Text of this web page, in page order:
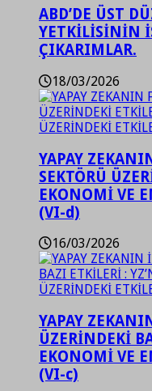
ABD’DE ÜST
YETKİLİSİNİN
ÇIKARIMLAR.
18/03/2026
YAPAY
SEKTÖRÜ
EKONOMİ VE
(VI-d)
16/03/2026
YAPAY
ÜZERİNDEKİ
EKONOMİ VE
(VI-c)